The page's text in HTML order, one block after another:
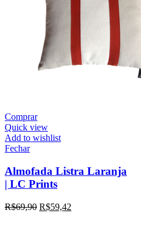
Comprar
Quick view
Add to wishlist
Fechar
Almofada Listra Laranja
| LC Prints
R$69,90 R$59,42